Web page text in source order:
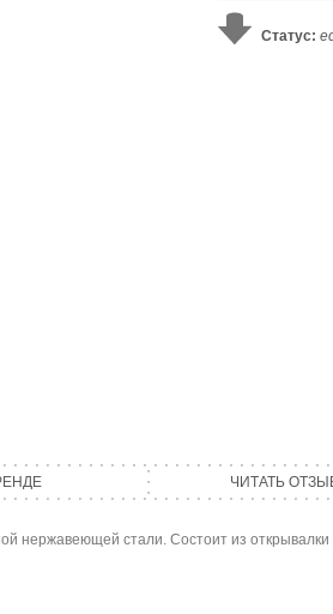
Статус:
ЧИТАТЬ
нержавеющей стали. Состоит из